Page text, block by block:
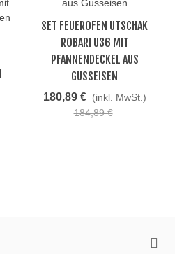
SET FEUEROFEN UTSCHAK
ROBARI U36 MIT
PFANNENDECKEL AUS
GUSSEISEN
180,89 € (inkl. MwSt.)
184,89 €